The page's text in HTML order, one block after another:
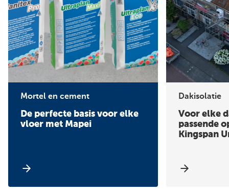
De perfecte basis voor elke
vloer met Mapei
Mortel en cement
Voor elke
passende
Kingspan
Dakisolatie